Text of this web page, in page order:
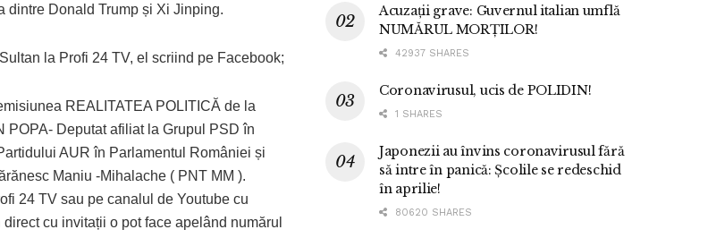
dintre Donald Trump și Xi Jinping.
la Profi 24 TV, el scriind pe Facebook;
REALITATEA POLITICĂ de la
POPA- Deputat afiliat la Grupul PSD în
AUR în Parlamentul României și
Maniu -Mihalache ( PNT MM ).
24 TV sau pe canalul de Youtube cu
cu invitații o pot face apelând numărul
Acuzații grave: Guvernul italian umflă
NUMĂRUL MORȚILOR!
42937 SHARES
Coronavirusul, ucis de POLIDIN!
1 SHARES
Japonezii au învins coronavirusul fără
să intre în panică: Școlile se redeschid
în aprilie!
80620 SHARES